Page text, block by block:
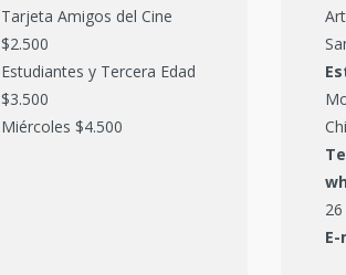
Tarjeta Amigos del Cine
$2.500
Estudiantes y Tercera Edad
$3.500
Miércoles $4.500
26